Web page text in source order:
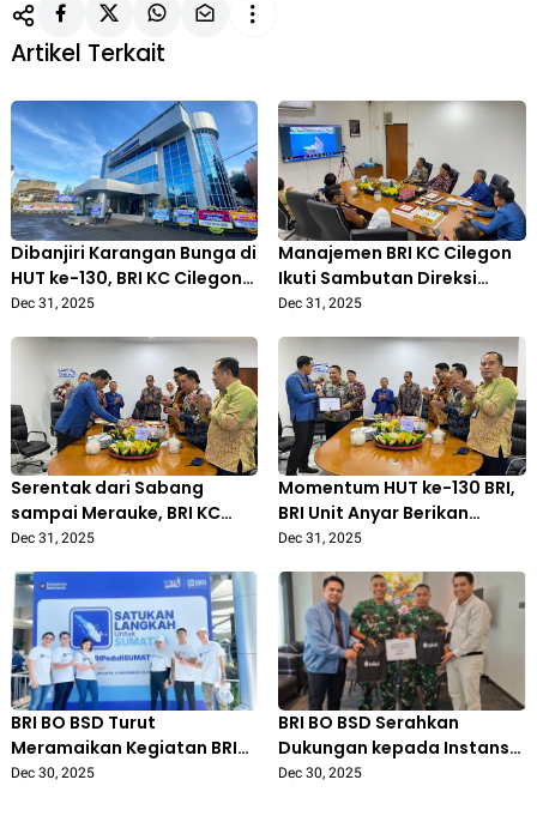
Artikel Terkait
Dibanjiri Karangan Bunga di
HUT ke-130, BRI KC Cilegon
Terima Dukungan dan
serta Mitra
Dec 31, 2025
Manajemen BRI KC Cilegon
Ikuti Sambutan Direksi
Secara Daring, Perkuat
HUT ke-130 BRI
Dec 31, 2025
Serentak dari Sabang
sampai Merauke, BRI KC
Cilegon Gelar Prosesi
HUT ke-130 BRI
Dec 31, 2025
Momentum HUT ke-130 BRI,
BRI Unit Anyar Berikan
Penghargaan Masa Kerja
Dec 31, 2025
BRI BO BSD Turut
Meramaikan Kegiatan BRI
Peduli Sumatra Bertema
Dec 30, 2025
BRI BO BSD Serahkan
Dukungan kepada Instansi
BRIGKAV 1
Dec 30, 2025